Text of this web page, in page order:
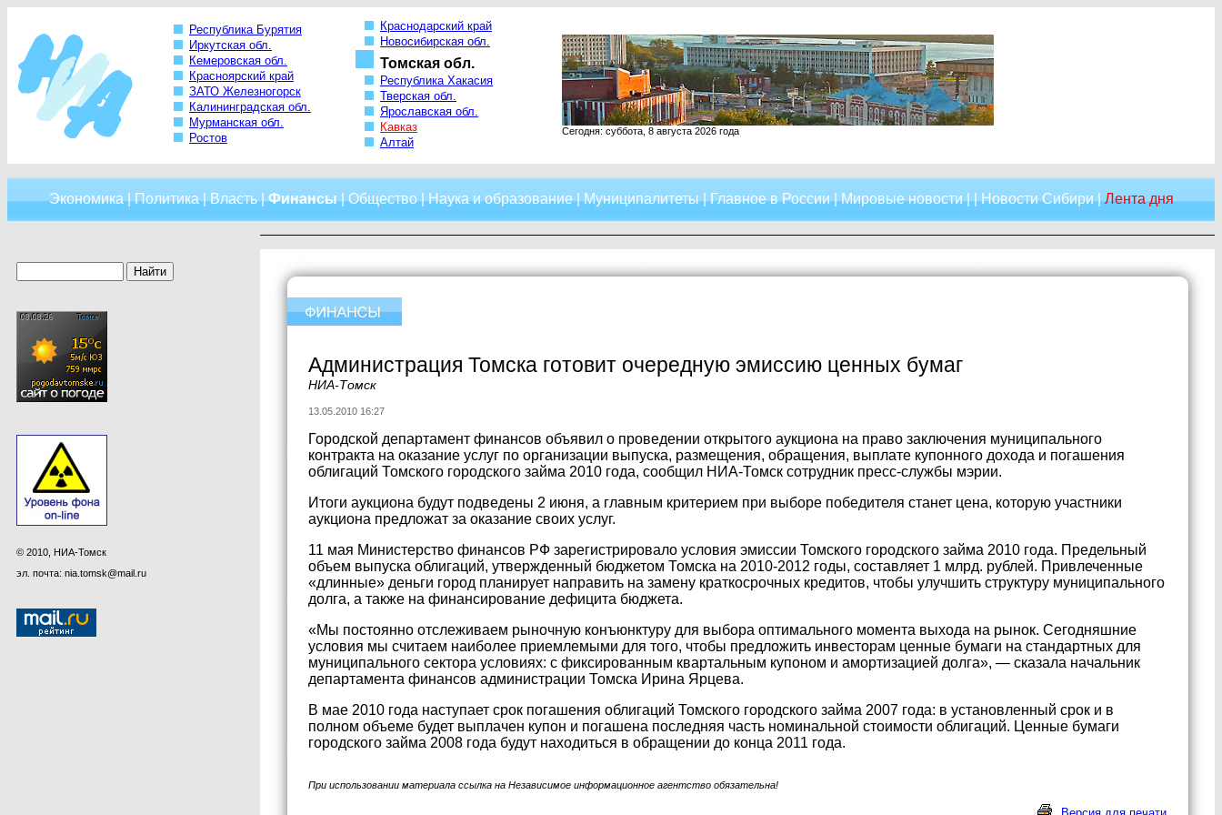
Республика Бурятия
Иркутская обл.
Кемеровская обл.
Красноярский край
ЗАТО Железногорск
Калининградская обл.
Мурманская обл.
Ростов
Краснодарский край
Новосибирская обл.
Томская обл.
Республика Хакасия
Тверская обл.
Ярославская обл.
Кавказ
Алтай
Сегодня: суббота, 8 августа 2026 года
Экономика|Политика|Власть|Финансы|Общество|Наука и образование|Муниципалитеты|Главное в России|Мировые новости| |Новости Сибири|Лента дня
© 2010, НИА-Томск
эл. почта: nia.tomsk@mail.ru
Администрация Томска готовит очередную эмиссию ценных бумаг
НИА-Томск
13.05.2010 16:27
Городской департамент финансов объявил о проведении открытого аукциона на право заключения муниципального
контракта на оказание услуг по организации выпуска, размещения, обращения, выплате купонного дохода и погашения
облигаций Томского городского займа 2010 года, сообщил НИА-Томск сотрудник пресс-службы мэрии.
Итоги аукциона будут подведены 2 июня, а главным критерием при выборе победителя станет цена, которую участники
аукциона предложат за оказание своих услуг.
11 мая Министерство финансов РФ зарегистрировало условия эмиссии Томского городского займа 2010 года. Предельный
объем выпуска облигаций, утвержденный бюджетом Томска на 2010-2012 годы, составляет 1 млрд. рублей. Привлеченные
«длинные» деньги город планирует направить на замену краткосрочных кредитов, чтобы улучшить структуру муниципального
долга, а также на финансирование дефицита бюджета.
«Мы постоянно отслеживаем рыночную конъюнктуру для выбора оптимального момента выхода на рынок. Сегодняшние
условия мы считаем наиболее приемлемыми для того, чтобы предложить инвесторам ценные бумаги на стандартных для
муниципального сектора условиях: с фиксированным квартальным купоном и амортизацией долга», — сказала начальник
департамента финансов администрации Томска Ирина Ярцева.
В мае 2010 года наступает срок погашения облигаций Томского городского займа 2007 года: в установленный срок и в
полном объеме будет выплачен купон и погашена последняя часть номинальной стоимости облигаций. Ценные бумаги
городского займа 2008 года будут находиться в обращении до конца 2011 года.
При использовании материала ссылка на Независимое информационное агентство обязательна!